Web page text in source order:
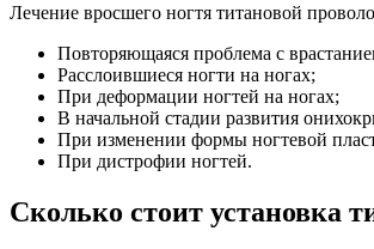
Лечение вросшего ногтя титановой
Повторяющаяся проблема с
Расслоившиеся ногти на ногах;
При деформации ногтей на ногах;
В начальной стадии развития
При изменении формы ногтевой
При дистрофии ногтей.
Сколько стоит установка